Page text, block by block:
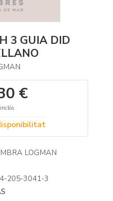
3 GUIA DID
€
LOGMAN
205-3041-3